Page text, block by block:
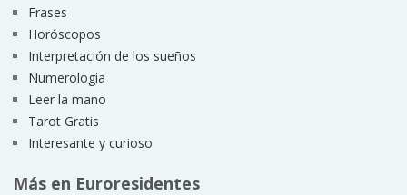
Frases
Horóscopos
Interpretación de los sueños
Numerología
Leer la mano
Tarot Gratis
Interesante y curioso
Más en Euroresidentes